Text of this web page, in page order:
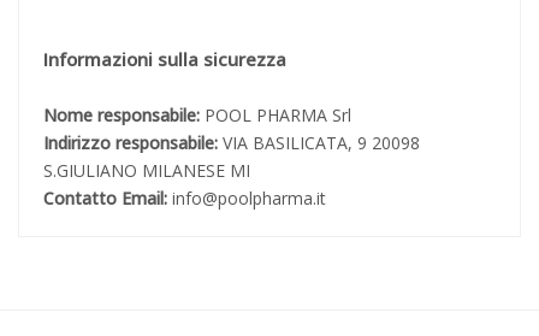
Informazioni sulla sicurezza
Nome responsabile: POOL PHARMA Srl
Indirizzo responsabile: VIA BASILICATA, 9 20098
S.GIULIANO MILANESE MI
Contatto Email: info@poolpharma.it